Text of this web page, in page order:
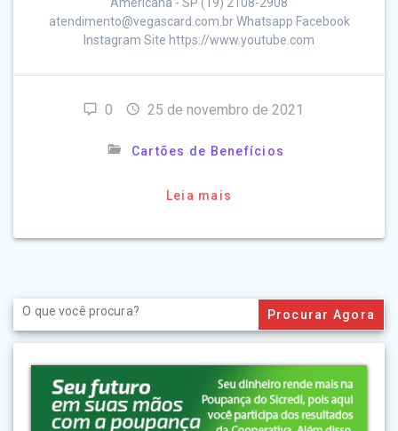
atendimento@vegascard.com.br Whatsapp Facebook
Instagram Site https://www.youtube.com
0 25 de novembro de 2021
Cartões de Benefícios
Leia mais
Search
for: